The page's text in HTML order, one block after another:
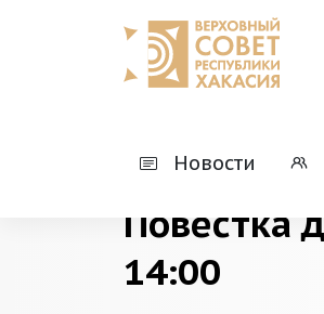
Новости
Повестка
14:00